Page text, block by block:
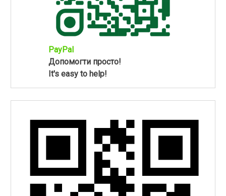
PayPal
Допомогти просто!
It's easy to help!